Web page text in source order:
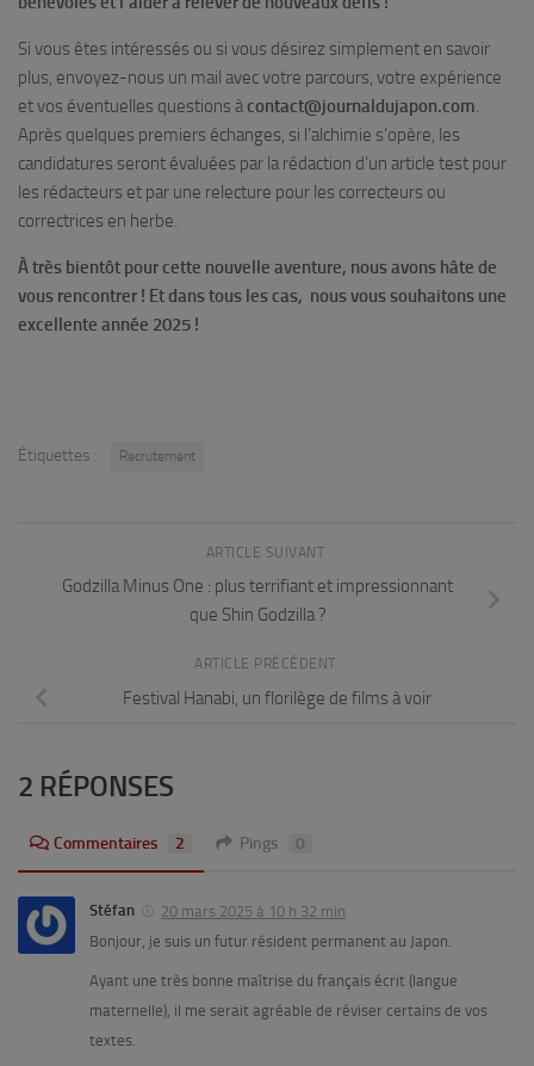
Si vous êtes intéressés ou si vous désirez simplement en savoir
plus, envoyez-nous un mail avec votre parcours, votre expérience
et vos éventuelles questions àcontact@journaldujapon.com.
Après quelques premiers échanges, si l’alchimie s’opère, les
candidatures seront évaluées par la rédaction d’un article test pour
les rédacteurs et par une relecture pour les correcteurs ou
correctrices en herbe.
À très bientôt pour cette nouvelle aventure, nous avons hâte de
vous rencontrer ! Et dans tous les cas, nous vous souhaitons une
excellente année 2025 !
Étiquettes : Recrutement
ARTICLE SUIVANT
Godzilla Minus One : plus terrifiant et impressionnant
que Shin Godzilla ?
ARTICLE PRÉCÉDENT
Festival Hanabi, un florilège de films à voir
2 RÉPONSES
Commentaires 2 Pings 0
Stéfan
20 mars 2025 à 10 h 32 min
Bonjour, je suis un futur résident permanent au Japon.
Ayant une très bonne maîtrise du français écrit (langue
maternelle), il me serait agréable de réviser certains de vos
textes.